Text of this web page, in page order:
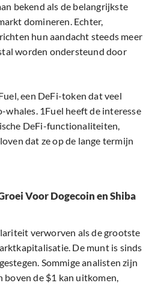
bekend als de belangrijkste
domineren. Echter,
hun aandacht steeds meer
worden ondersteund door
een DeFi-token dat veel
1Fuel heeft de interesse
DeFi-functionaliteiten,
dat ze op de lange termijn
Voor Dogecoin en Shiba
verworven als de grootste
De munt is sinds
Sommige analisten zijn
de $1 kan uitkomen,